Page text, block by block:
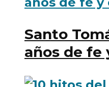
Santo
años de fe